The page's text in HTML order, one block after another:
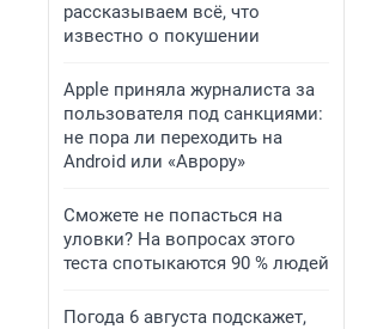
рассказываем всё, что
известно о покушении
Apple приняла журналиста за
пользователя под санкциями:
не пора ли переходить на
Android или «Аврору»
Сможете не попасться на
уловки? На вопросах этого
теста спотыкаются 90 % людей
Погода 6 августа подскажет,